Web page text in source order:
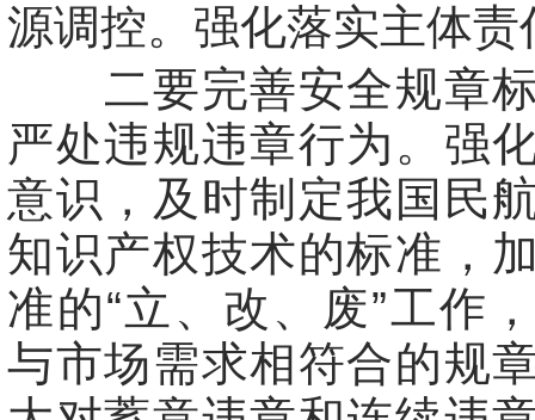
源调控。强化落实主体责
二要完善安全规章标
严处违规违章行为。强
意识，及时制定我国民
知识产权技术的标准，
准的“立、改、废”工作
与市场需求相符合的规